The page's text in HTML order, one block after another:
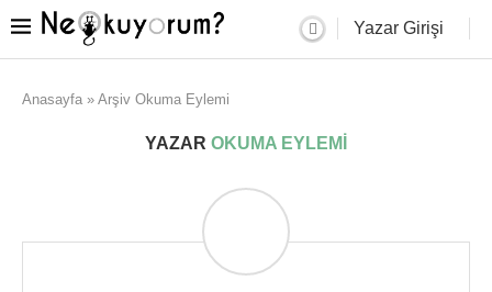
Yazar Girişi
Anasayfa » Arşiv Okuma Eylemi
YAZAR OKUMA EYLEMI